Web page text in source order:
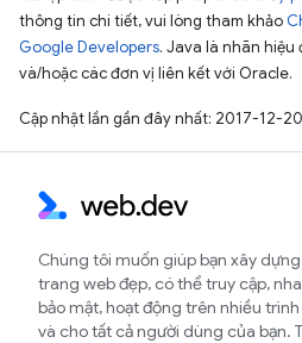
thông tin chi tiết, vui lòng tham khảo
Google Developers. Java là nhãn hiệu
và/hoặc các đơn vị liên kết với Oracle.
Cập nhật lần gần đây nhất: 2017-12-20
Chúng tôi muốn giúp bạn xây
trang web đẹp, có thể truy cập,
bảo mật, hoạt động trên nhiều
và cho tất cả người dùng của bạn.